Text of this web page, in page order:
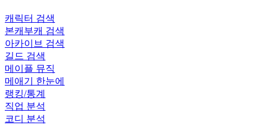
캐릭터 검색
본캐부캐 검색
아카이브 검색
길드 검색
메이플 뮤직
메애기 한눈에
랭킹/통계
직업 분석
코디 분석